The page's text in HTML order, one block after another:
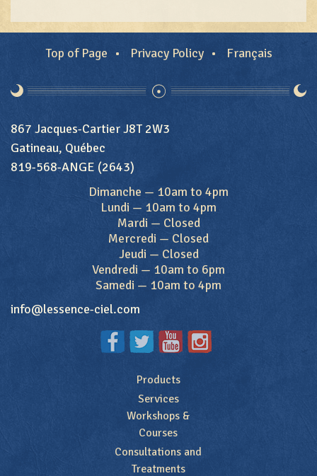
Top of Page Privacy Policy Français
867 Jacques-Cartier J8T 2W3
Gatineau, Québec
819-568-ANGE (2643)
Dimanche — 10am to 4pm
Lundi — 10am to 4pm
Mardi — Closed
Mercredi — Closed
Jeudi — Closed
Vendredi — 10am to 6pm
Samedi — 10am to 4pm
info@lessence-ciel.com
Products
Services
Workshops &
Courses
Consultations and
Treatments